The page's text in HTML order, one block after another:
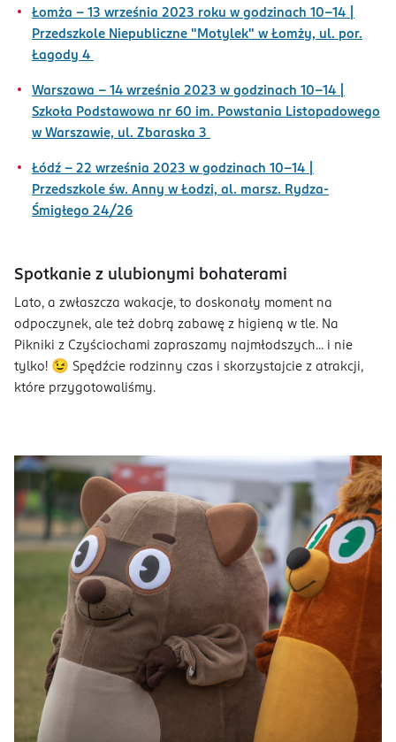
Łomża – 13 września 2023 roku w godzinach 10-14 |
Przedszkole Niepubliczne "Motylek" w Łomży, ul. por.
Łagody 4
Warszawa – 14 września 2023 w godzinach 10-14 |
Szkoła Podstawowa nr 60 im. Powstania Listopadowego
w Warszawie, ul. Zbaraska 3
Łódź – 22 września 2023 w godzinach 10-14 |
Przedszkole św. Anny w Łodzi, al. marsz. Rydza-
Śmigłego 24/26
Spotkanie z ulubionymi bohaterami
Lato, a zwłaszcza wakacje, to doskonały moment na
odpoczynek, ale też dobrą zabawę z higieną w tle. Na
Pikniki z Czyściochami zapraszamy najmłodszych... i nie
tylko! 😉 Spędźcie rodzinny czas i skorzystajcie z atrakcji,
które przygotowaliśmy.